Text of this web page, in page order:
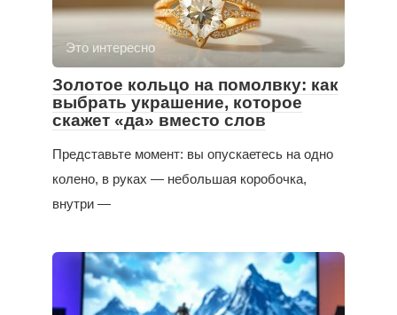
Это интересно
Золотое кольцо на помолвку: как
выбрать украшение, которое
скажет «да» вместо слов
Представьте момент: вы опускаетесь на одно
колено, в руках — небольшая коробочка,
внутри —